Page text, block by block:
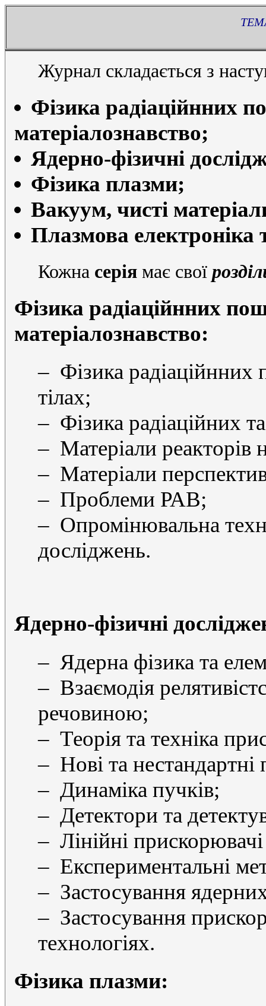
Журнал складається з
Фізика радіаційнних
матеріалознавство;
Ядерно-фізичні
Фізика плазми;
Вакуум, чисті
Плазмова електроніка
Кожна серія має свої
Фізика радіаційнних
матеріалознавство:
– Фізика
тілах;
– Фізика радіаційних
– Матеріали реакторів
– Матеріали
– Проблеми РАВ;
– Опромінювальна
досліджень.
Ядерно-фізичні
– Ядерна фізика та
– Взаємодія
речовиною;
– Теорія та техніка
– Нові та нестандартні
– Динаміка пучків;
– Детектори та
– Лінійні
– Експериментальні
– Застосування
– Застосування
технологіях.
Фізика плазми: